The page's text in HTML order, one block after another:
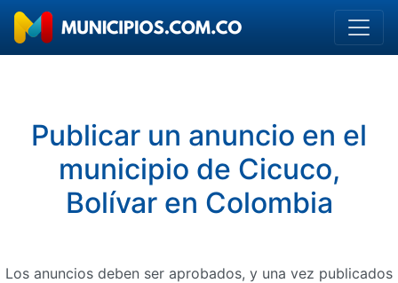
Publicar un anuncio en el
municipio de Cicuco,
Bolívar en Colombia
Los anuncios deben ser aprobados, y una vez publicados